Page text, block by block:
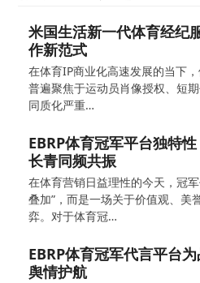
米国生活新一代体育经纪
作新范式
在体育IP商业化高速发展的当下
普遍聚焦于运动员肖像授权、短
同质化严重…
EBRP体育冠军平台独特
长青同频共振
在体育营销日益理性的今天，冠
叠加”，而是一场关于价值观、美
弈。对于体育冠…
EBRP体育冠军代言平台
舆情护航